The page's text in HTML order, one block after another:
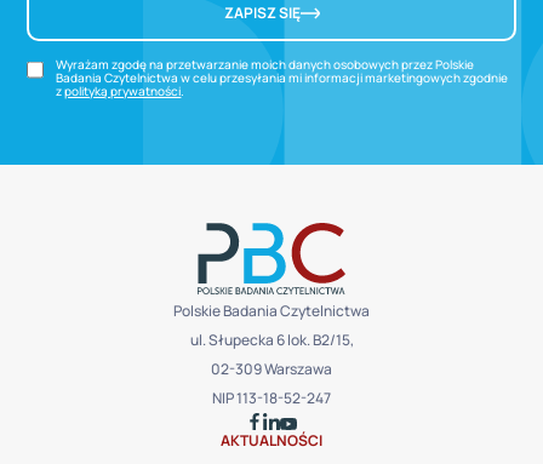
ZAPISZ SIĘ
Wyrażam zgodę na przetwarzanie moich danych osobowych przez Polskie
Badania Czytelnictwa w celu przesyłania mi informacji marketingowych zgodnie
zpolityką prywatności.
Polskie Badania Czytelnictwa
ul. Słupecka 6 lok. B2/15,
02-309 Warszawa
NIP 113-18-52-247
AKTUALNOŚCI